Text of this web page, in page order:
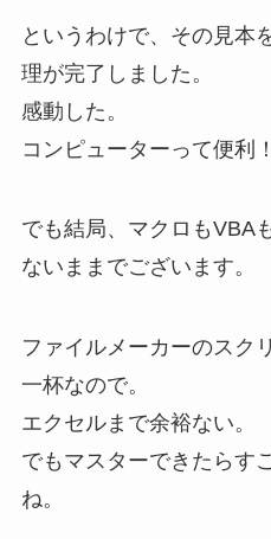
というわけで、その見本
理が完了しました。
感動した。
コンピューターって便利！
でも結局、マクロもVBA
ないままでございます。
ファイルメーカーのスク
一杯なので。
エクセルまで余裕ない。
でもマスターできたらす
ね。